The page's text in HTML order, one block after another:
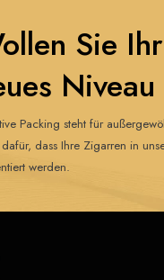
Sie
Packing steht für
dass Ihre Zigarren in
werden.